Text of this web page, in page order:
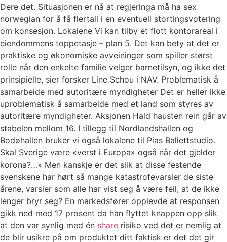
Dere det. Situasjonen er nå at regjeringa må ha sex
norwegian for å få flertall i en eventuell stortingsvotering
om konsesjon. Lokalene Vi kan tilby et flott kontorareal i
eiendommens toppetasje – plan 5. Det kan bety at det er
praktiske og økonomiske avveininger som spiller størst
rolle når den enkelte familie velger barnetilsyn, og ikke det
prinsipielle, sier forsker Line Schou i NAV. Problematisk å
samarbeide med autoritære myndigheter Det er heller ikke
uproblematisk å samarbeide med et land som styres av
autoritære myndigheter. Aksjonen Hald hausten rein går av
stabelen mellom 16. I tillegg til Nordlandshallen og
Bodøhallen bruker vi også lokalene til Pias Ballettstudio.
Skal Sverige være «verst i Europa» også når det gjelder
korona?…» Men kanskje er det slik at disse festende
svenskene har hørt så mange katastrofevarsler de siste
årene, varsler som alle har vist seg å være feil, at de ikke
lenger bryr seg? En markedsfører opplevde at responsen
gikk ned med 17 prosent da han flyttet knappen opp slik
at den var synlig med én share risiko ved det er nemlig at
de blir usikre på om produktet ditt faktisk er det det gir